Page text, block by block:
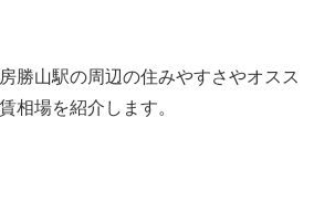
勝山駅の周辺の住みやすさやオスス
相場を紹介します。